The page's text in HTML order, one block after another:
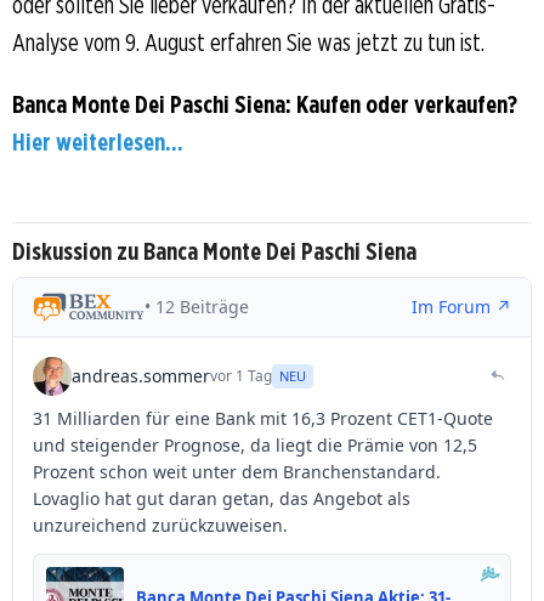
Analyse vom 9. August erfahren Sie was jetzt zu tun ist.
Banca Monte Dei Paschi Siena: Kaufen oder verkaufen?
Hier weiterlesen...
Diskussion zu Banca Monte Dei Paschi Siena